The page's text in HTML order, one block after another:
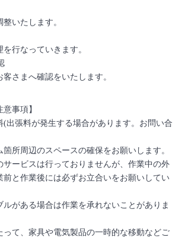
いたします。
行なっていきます。
さまへ確認をいたします。
事項】
(出張料が発生する場合があります。お問い合
箇所周辺のスペースの確保をお願いします。
サービスは行っておりませんが、作業中の外
前と作業後には必ずお立合いをお願いしてい
ルがある場合は作業を承れないことがありま
って、家具や電気製品の一時的な移動などご